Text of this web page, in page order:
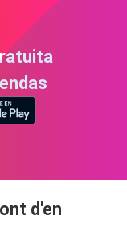
d'en